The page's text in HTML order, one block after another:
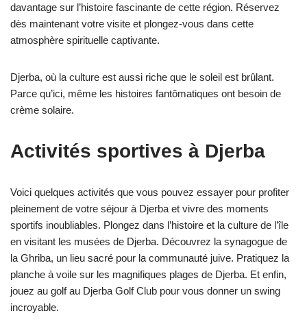
davantage sur l’histoire fascinante de cette région. Réservez
dès maintenant votre visite et plongez-vous dans cette
atmosphère spirituelle captivante.
Djerba, où la culture est aussi riche que le soleil est brûlant.
Parce qu’ici, même les histoires fantômatiques ont besoin de
crème solaire.
Activités sportives à Djerba
Voici quelques activités que vous pouvez essayer pour profiter
pleinement de votre séjour à Djerba et vivre des moments
sportifs inoubliables. Plongez dans l’histoire et la culture de l’île
en visitant les musées de Djerba. Découvrez la synagogue de
la Ghriba, un lieu sacré pour la communauté juive. Pratiquez la
planche à voile sur les magnifiques plages de Djerba. Et enfin,
jouez au golf au Djerba Golf Club pour vous donner un swing
incroyable.